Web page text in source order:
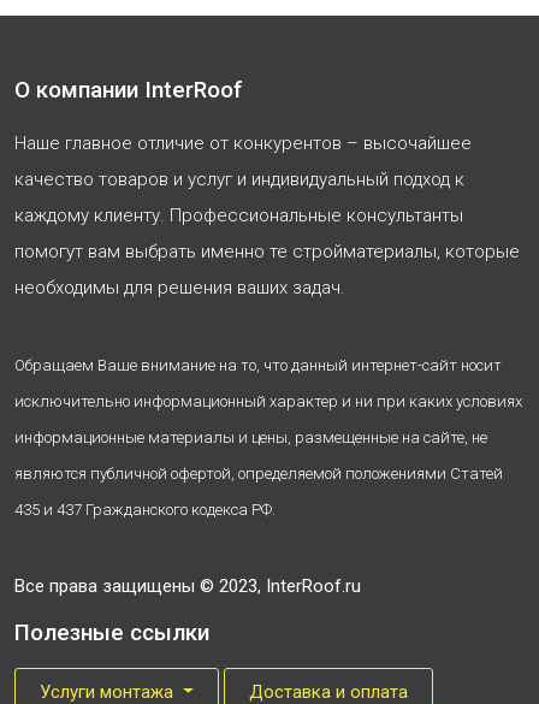
О компании InterRoof
Наше главное отличие от конкурентов – высочайшее
качество товаров и услуг и индивидуальный подход к
каждому клиенту. Профессиональные консультанты
помогут вам выбрать именно те стройматериалы, которые
необходимы для решения ваших задач.
Обращаем Ваше внимание на то, что данный интернет-сайт носит
исключительно информационный характер и ни при каких условиях
информационные материалы и цены, размещенные на сайте, не
являются публичной офертой, определяемой положениями Статей
435 и 437 Гражданского кодекса РФ.
Все права защищены © 2023, InterRoof.ru
Полезные ссылки
Услуги монтажа Доставка и оплата